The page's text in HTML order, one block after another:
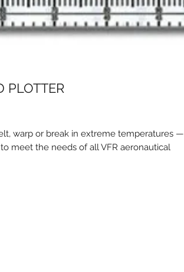
PLOTTER
warp or break in extreme temperatures —
meet the needs of all VFR aeronautical